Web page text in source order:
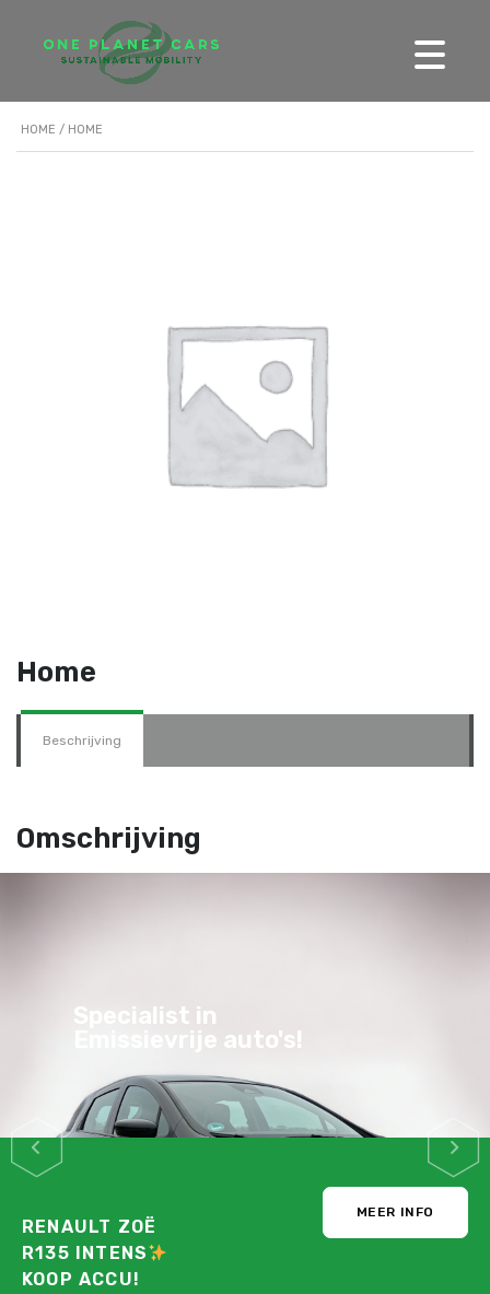
HOME / HOME
Home
Beschrijving
Omschrijving
Stijlvol, Praktisch,
Zuinig & Veilig
PEUGEOT E-208
GT PACK
STRAKBLAUW!
MEER INFO